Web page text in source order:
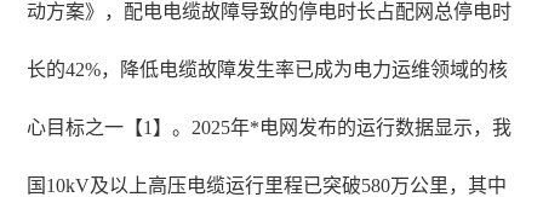
动方案》，配电电缆故障导致的停电时长占配网总停电时
长的42%，降低电缆故障发生率已成为电力运维领域的核
心目标之一【1】。2025年*电网发布的运行数据显示，我
国10kV及以上高压电缆运行里程已突破580万公里，其中